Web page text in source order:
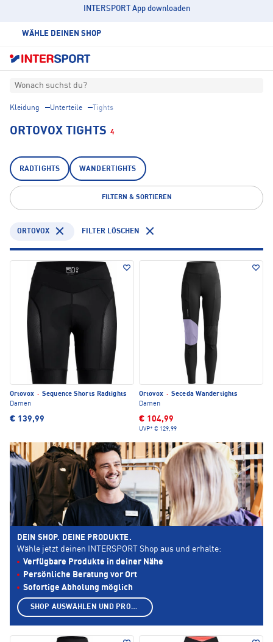
INTERSPORT App downloaden
WÄHLE DEINEN SHOP
Wonach suchst du?
Kleidung Unterteile Tights
ORTOVOX TIGHTS 4
RADTIGHTS WANDERTIGHTS
FILTERN & SORTIEREN
ORTOVOX FILTER LÖSCHEN
Ortovox · Sequence Shorts Radtights
Damen
€ 139,99
Ortovox · Seceda Wandertights
Damen
€ 104,99
UVP* € 129,99
DEIN SHOP. DEINE PRODUKTE.
Wähle jetzt deinen INTERSPORT Shop aus und erhalte:
Verfügbare Produkte in deiner Nähe
Persönliche Beratung vor Ort
Sofortige Abholung möglich
SHOP AUSWÄHLEN UND PRODUKTE ANZEIGEN